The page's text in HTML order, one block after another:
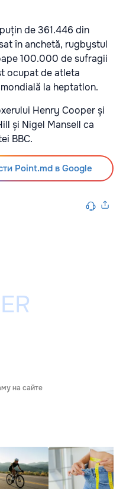
de 361.446 din
în anchetă, rugbystul
100.000 de sufragii
ocupat de atleta
la heptatlon.
Henry Cooper și
și Nigel Mansell ca
BBC.
Point.md в Google
на сайте